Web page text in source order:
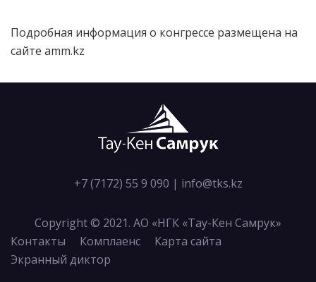
Подробная информация о конгрессе размещена на
сайте amm.kz
+7 (7172) 55 9 090 | info@tks.kz
Copyright © 2021. АО «НГК «Тау-Кен Самрук»
Контакты
Комплаенс
Карта сайта
Экранный диктор